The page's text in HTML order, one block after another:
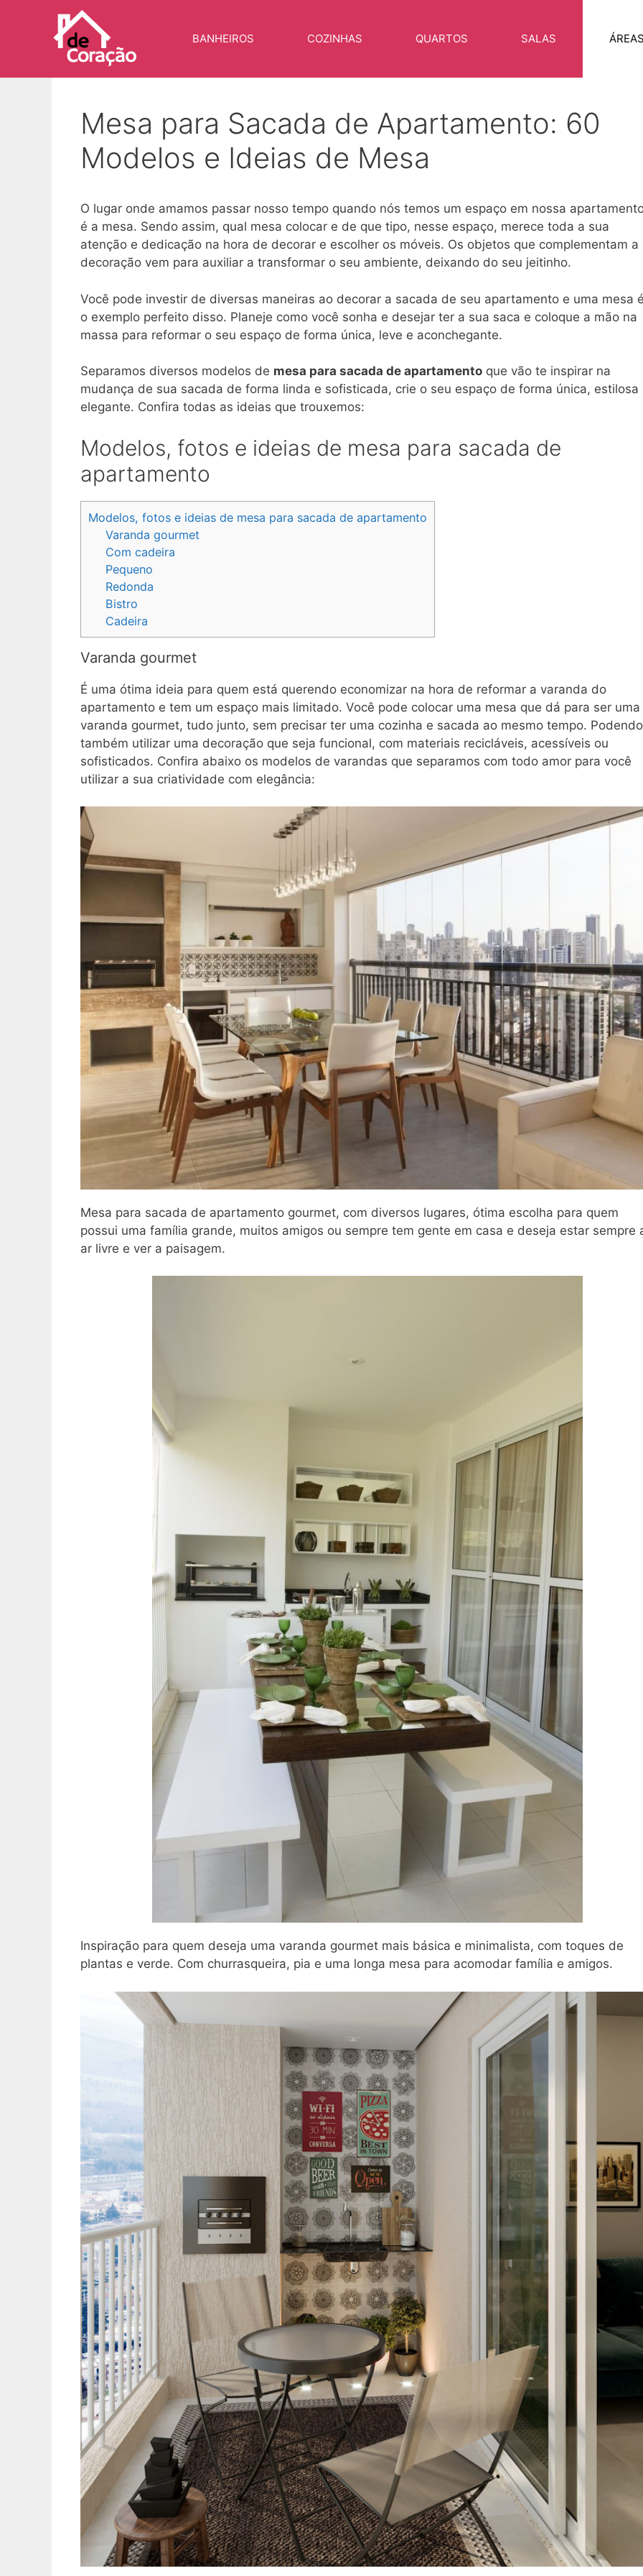
BANHEIROS COZINHAS QUARTOS SALAS
Mesa para Sacada de Apartamento: 60
Modelos e Ideias de Mesa
O lugar onde amamos passar nosso tempo quando nós temos um espaço em nossa
é a mesa. Sendo assim, qual mesa colocar e de que tipo, nesse espaço, merece toda a sua
atenção e dedicação na hora de decorar e escolher os móveis. Os objetos que complementam a
decoração vem para auxiliar a transformar o seu ambiente, deixando do seu jeitinho.
Você pode investir de diversas maneiras ao decorar a sacada de seu apartamento e uma mesa
o exemplo perfeito disso. Planeje como você sonha e desejar ter a sua saca e coloque a mão na
massa para reformar o seu espaço de forma única, leve e aconchegante.
Separamos diversos modelos de mesa para sacada de apartamento que vão te inspirar na
mudança de sua sacada de forma linda e sofisticada, crie o seu espaço de forma única, estilosa
elegante. Confira todas as ideias que trouxemos:
Modelos, fotos e ideias de mesa para sacada de
apartamento
Modelos, fotos e ideias de mesa para sacada de apartamento
Varanda gourmet
Com cadeira
Pequeno
Redonda
Bistro
Cadeira
Varanda gourmet
É uma ótima ideia para quem está querendo economizar na hora de reformar a varanda do
apartamento e tem um espaço mais limitado. Você pode colocar uma mesa que dá para ser uma
varanda gourmet, tudo junto, sem precisar ter uma cozinha e sacada ao mesmo tempo. Podendo
também utilizar uma decoração que seja funcional, com materiais recicláveis, acessíveis ou
sofisticados. Confira abaixo os modelos de varandas que separamos com todo amor para você
utilizar a sua criatividade com elegância:
Mesa para sacada de apartamento gourmet, com diversos lugares, ótima escolha para quem
possui uma família grande, muitos amigos ou sempre tem gente em casa e deseja estar sempre
ar livre e ver a paisagem.
Inspiração para quem deseja uma varanda gourmet mais básica e minimalista, com toques de
plantas e verde. Com churrasqueira, pia e uma longa mesa para acomodar família e amigos.